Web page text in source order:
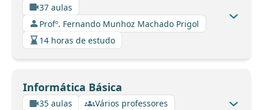
37 aulas
Profº. Fernando Munhoz Machado Prigol
14 horas de estudo
Informática Básica
35 aulas
Vários professores